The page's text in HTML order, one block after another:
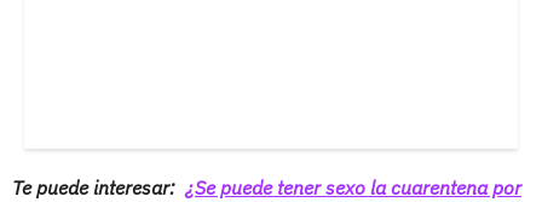
Te puede interesar: ¿Se puede tener sexo la cuarentena por